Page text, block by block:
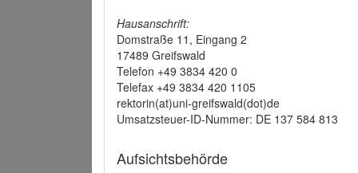
Hausanschrift:
Domstraße 11, Eingang 2
17489 Greifswald
Telefon +49 3834 420 0
Telefax +49 3834 420 1105
rektorin(at)uni-greifswald(dot)de
Umsatzsteuer-ID-Nummer: DE 137 584 813
Aufsichtsbehörde